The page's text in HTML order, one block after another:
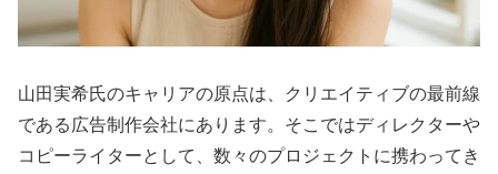
山田実希氏のキャリアの原点は、クリエイティブの最前線
である広告制作会社にあります。そこではディレクターや
コピーライターとして、数々のプロジェクトに携わってき